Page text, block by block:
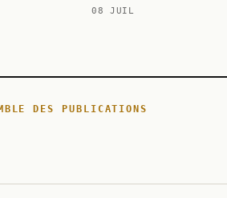
08 JUIL
DES PUBLICATIONS